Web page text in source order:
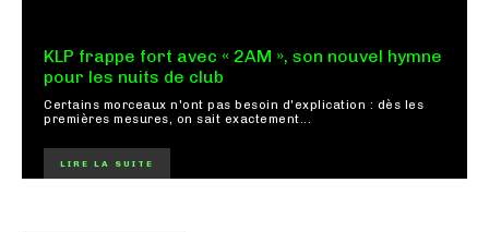
KLP frappe fort avec « 2AM », son nouvel hymne
pour les nuits de club
Certains morceaux n'ont pas besoin d'explication : dès les
premières mesures, on sait exactement...
LIRE LA SUITE